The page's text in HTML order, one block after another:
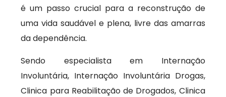
é um passo crucial para a reconstrução de
uma vida saudável e plena, livre das amarras
da dependência.
Sendo especialista em Internação
Involuntária, Internação Involuntária Drogas,
Clinica para Reabilitação de Drogados, Clinica